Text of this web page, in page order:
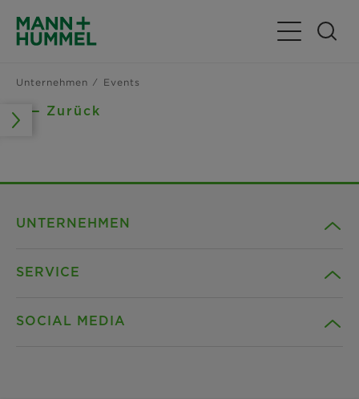
Navigation
Unternehmen Events
Zurück
UNTERNEHMEN
SERVICE
SOCIAL MEDIA